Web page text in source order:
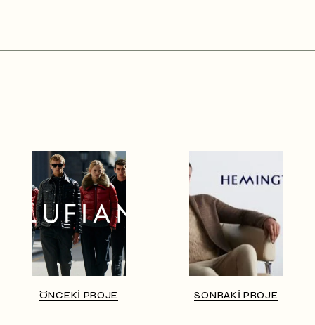
ÖNCEKI PROJE SONRAKI PROJE